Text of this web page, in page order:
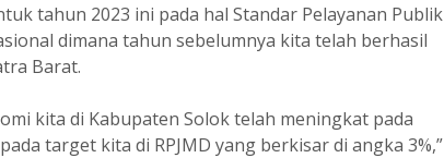
tahun 2023 ini pada hal Standar Pelayanan Publik
dimana tahun sebelumnya kita telah berhasil
Barat.
kita di Kabupaten Solok telah meningkat pada
target kita di RPJMD yang berkisar di angka 3%,”